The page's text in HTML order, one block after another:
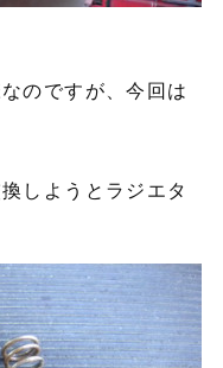
のですが、今回は
しようとラジエタ